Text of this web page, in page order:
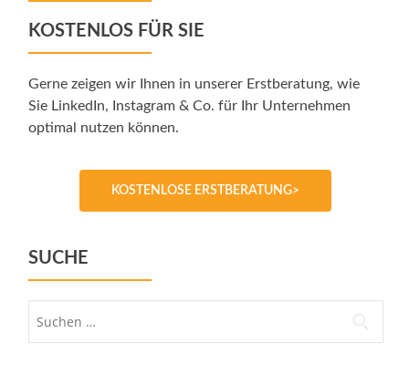
KOSTENLOS FÜR SIE
Gerne zeigen wir Ihnen in unserer Erstberatung, wie
Sie LinkedIn, Instagram & Co. für Ihr Unternehmen
optimal nutzen können.
KOSTENLOSE ERSTBERATUNG>
SUCHE